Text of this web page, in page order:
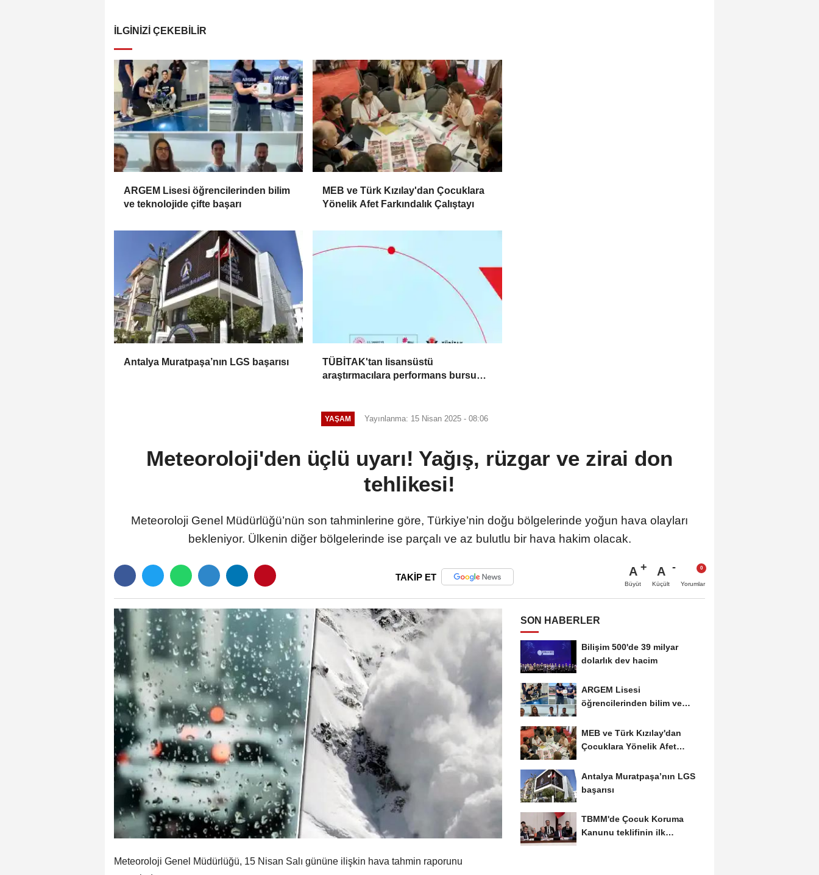
İLGINIZI ÇEKEBILIR
ARGEM Lisesi öğrencilerinden bilim
ve teknolojide çifte başarı
MEB ve Türk Kızılay'dan Çocuklara
Yönelik Afet Farkındalık Çalıştayı
Antalya Muratpaşa’nın LGS başarısı
TÜBİTAK'tan lisansüstü
araştırmacılara performans bursu
YAŞAM Yayınlanma: 15 Nisan 2025 - 08:06
Meteoroloji'den üçlü uyarı! Yağış, rüzgar ve zirai don
tehlikesi!
Meteoroloji Genel Müdürlüğü’nün son tahminlerine göre, Türkiye’nin doğu bölgelerinde yoğun hava olayları
bekleniyor. Ülkenin diğer bölgelerinde ise parçalı ve az bulutlu bir hava hakim olacak.
TAKİP ET A
Büyüt
A
Küçült Yorumlar
Meteoroloji Genel Müdürlüğü, 15 Nisan Salı gününe ilişkin hava tahmin raporunu
SON HABERLER
Bilişim 500'de 39 milyar
dolarlık dev hacim
ARGEM Lisesi
öğrencilerinden bilim ve
MEB ve Türk Kızılay'dan
Çocuklara Yönelik Afet
Antalya Muratpaşa’nın LGS
başarısı
TBMM'de Çocuk Koruma
Kanunu teklifinin ilk